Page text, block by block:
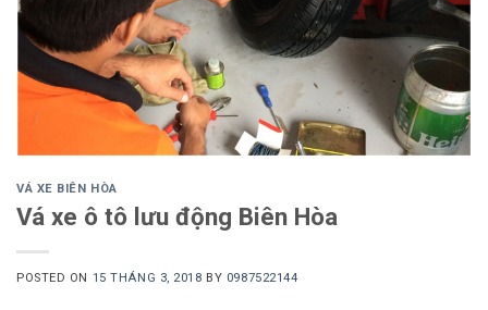
VÁ XE BIÊN HÒA
Vá xe ô tô lưu động Biên Hòa
POSTED ON 15 THÁNG 3, 2018 BY 0987522144